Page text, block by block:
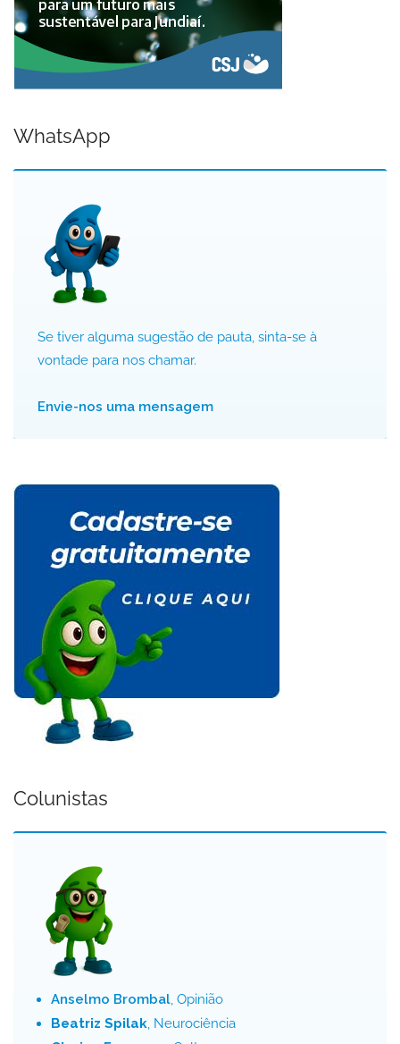
WhatsApp
Se tiver alguma sugestão de pauta, sinta-se à
vontade para nos chamar.
Envie-nos uma mensagem
Colunistas
Anselmo Brombal, Opinião
Beatriz Spilak, Neurociência